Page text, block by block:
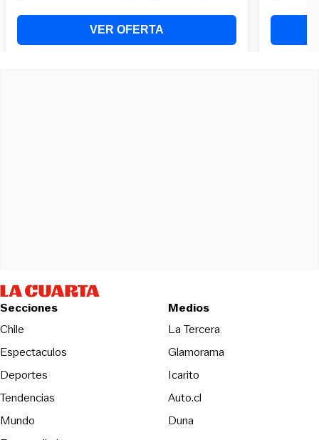
Secciones
Chile
Espectaculos
Deportes
Tendencias
Mundo
Medios
La TerceraOpens in new
Glamorama
Icarito
Auto.cl
DunaOpens in new window